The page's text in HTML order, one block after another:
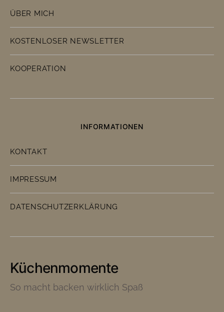
ÜBER MICH
KOSTENLOSER NEWSLETTER
KOOPERATION
INFORMATIONEN
KONTAKT
IMPRESSUM
DATENSCHUTZERKLÄRUNG
Küchenmomente
So macht backen wirklich Spaß